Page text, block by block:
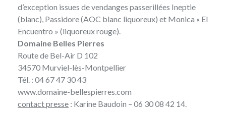
d’exception issues de vendanges passerillées Ineptie
(blanc), Passidore (AOC blanc liquoreux) et Monica « El
Encuentro » (liquoreux rouge).
Domaine Belles Pierres
Route de Bel-Air D 102
34570 Murviel-lès-Montpellier
Tél. : 04 67 47 30 43
www.domaine-bellespierres.com
contact presse : Karine Baudoin – 06 30 08 42 14.